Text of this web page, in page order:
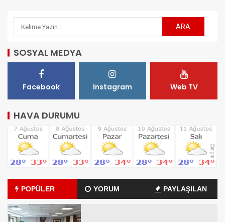
SOSYAL MEDYA
Facebook Instagram Web TV
HAVA DURUMU
POPÜLER YORUM PAYLAŞILAN